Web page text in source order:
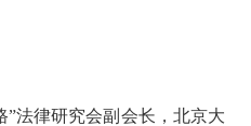
”法律研究会副会长，北京大